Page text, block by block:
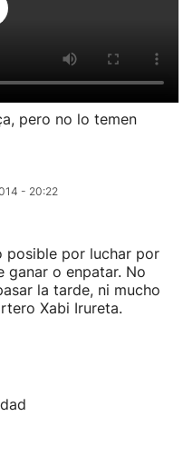
pero no lo temen
- 20:22
posible por luchar por
ganar o enpatar. No
la tarde, ni mucho
Xabi Irureta.